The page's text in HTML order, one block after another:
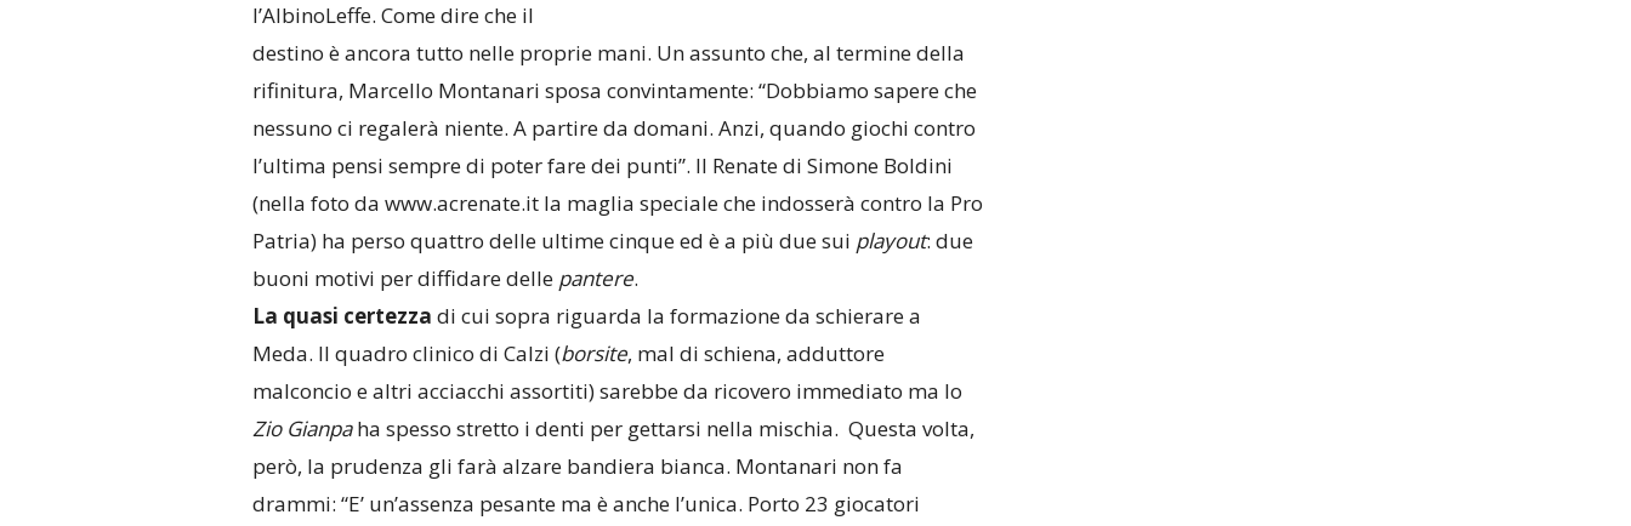
l’AlbinoLeffe. Come dire che il
destino è ancora tutto nelle proprie mani. Un assunto che, al termine della
rifinitura, Marcello Montanari sposa convintamente: “Dobbiamo sapere che
nessuno ci regalerà niente. A partire da domani. Anzi, quando giochi contro
l’ultima pensi sempre di poter fare dei punti”. Il Renate di Simone Boldini
(nella foto da www.acrenate.it la maglia speciale che indosserà contro la Pro
Patria) ha perso quattro delle ultime cinque ed è a più due sui playout: due
buoni motivi per diffidare delle pantere.
La quasi certezza di cui sopra riguarda la formazione da schierare a
Meda. Il quadro clinico di Calzi (borsite, mal di schiena, adduttore
malconcio e altri acciacchi assortiti) sarebbe da ricovero immediato ma lo
Zio Gianpaha spesso stretto i denti per gettarsi nella mischia. Questa volta,
però, la prudenza gli farà alzare bandiera bianca. Montanari non fa
drammi: “E’ un’assenza pesante ma è anche l’unica. Porto 23 giocatori